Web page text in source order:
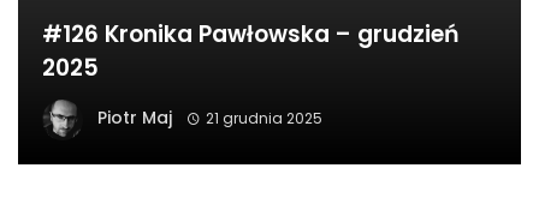
#126 Kronika Pawłowska – grudzień
2025
Piotr Maj 21 grudnia 2025